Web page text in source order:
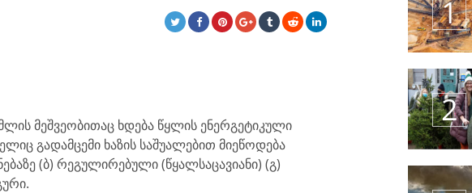
მეშვეობითაც ხდება წყლის ენერგეტიკული
გადამცემი ხაზის საშუალებით მიეწოდება
(ბ) რეგულირებული (წყალსაცავიანი) (გ)